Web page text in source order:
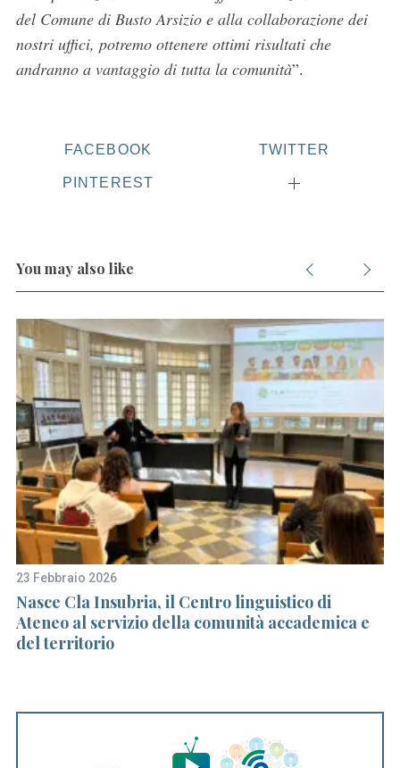
del Comune di Busto Arsizio e alla collaborazione dei
nostri uffici, potremo ottenere ottimi risultati che
andranno a vantaggio di tutta la comunità”.
FACEBOOK TWITTER
PINTEREST
You may also like
23 Febbraio 2026
Nasce Cla Insubria, il Centro linguistico di
Ateneo al servizio della comunità accademica e
del territorio
o
r
: